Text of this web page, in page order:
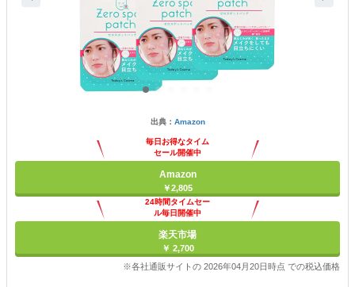
出典： Amazon
毎日お得なタイム
セール開催中
Amazon
￥2,805
24時間タイムセー
ル毎日開催中
楽天市場
￥ 2,700
※各社通販サイトの 2026年04月20日時点 での税込価格